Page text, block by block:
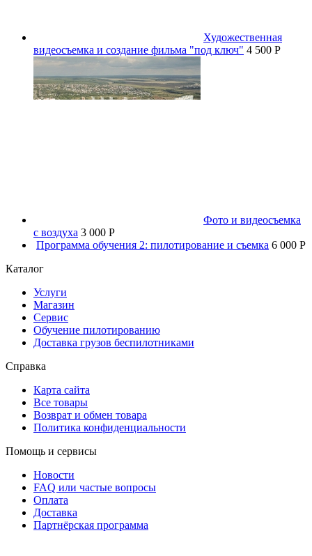
Художественная
видеосъемка и создание фильма "под ключ" 4 500 P
Фото и видеосъемка
с воздуха 3 000 P
Программа обучения 2: пилотирование и съемка 6 000 P
Каталог
Услуги
Магазин
Сервис
Обучение пилотированию
Доставка грузов беспилотниками
Справка
Карта сайта
Все товары
Возврат и обмен товара
Политика конфиденциальности
Помощь и сервисы
Новости
FAQ или частые вопросы
Оплата
Доставка
Партнёрская программа